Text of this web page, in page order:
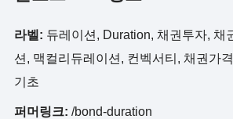
라벨: 듀레이션, Duration, 채권투자, 채
션, 맥컬리듀레이션, 컨벡서티, 채권가
기초
퍼머링크: /bond-duration